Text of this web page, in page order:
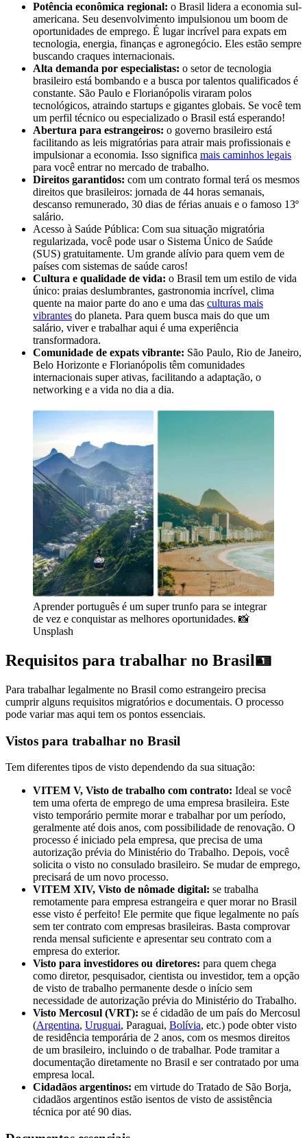
Potência econômica regional: o Brasil lidera a economia sul-
americana. Seu desenvolvimento impulsionou um boom de
oportunidades de emprego. É lugar incrível para expats em
tecnologia, energia, finanças e agronegócio. Eles estão sempre
buscando craques internacionais.
Alta demanda por especialistas: o setor de tecnologia
brasileiro está bombando e a busca por talentos qualificados é
constante. São Paulo e Florianópolis viraram polos
tecnológicos, atraindo startups e gigantes globais. Se você tem
um perfil técnico ou especializado o Brasil está esperando!
Abertura para estrangeiros: o governo brasileiro está
facilitando as leis migratórias para atrair mais profissionais e
impulsionar a economia. Isso significa mais caminhos legais
para você entrar no mercado de trabalho.
Direitos garantidos: com um contrato formal terá os mesmos
direitos que brasileiros: jornada de 44 horas semanais,
descanso remunerado, 30 dias de férias anuais e o famoso 13º
salário.
Acesso à Saúde Pública: Com sua situação migratória
regularizada, você pode usar o Sistema Único de Saúde
(SUS) gratuitamente. Um grande alívio para quem vem de
países com sistemas de saúde caros!
Cultura e qualidade de vida: o Brasil tem um estilo de vida
único: praias deslumbrantes, gastronomia incrível, clima
quente na maior parte do ano e uma das culturas mais
vibrantes do planeta. Para quem busca mais do que um
salário, viver e trabalhar aqui é uma experiência
transformadora.
Comunidade de expats vibrante: São Paulo, Rio de Janeiro,
Belo Horizonte e Florianópolis têm comunidades
internacionais super ativas, facilitando a adaptação, o
networking e a vida no dia a dia.
Aprender português é um super trunfo para se integrar
de vez e conquistar as melhores oportunidades. 📸
Unsplash
Requisitos para trabalhar no Brasil🪪
Para trabalhar legalmente no Brasil como estrangeiro precisa
cumprir alguns requisitos migratórios e documentais. O processo
pode variar mas aqui tem os pontos essenciais.
Vistos para trabalhar no Brasil
Tem diferentes tipos de visto dependendo da sua situação:
VITEM V, Visto de trabalho com contrato: Ideal se você
tem uma oferta de emprego de uma empresa brasileira. Este
visto temporário permite morar e trabalhar por um período,
geralmente até dois anos, com possibilidade de renovação. O
processo é iniciado pela empresa, que precisa de uma
autorização prévia do Ministério do Trabalho. Depois, você
solicita o visto no consulado brasileiro. Se mudar de emprego,
precisará de um novo processo.
VITEM XIV, Visto de nômade digital: se trabalha
remotamente para empresa estrangeira e quer morar no Brasil
esse visto é perfeito! Ele permite que fique legalmente no país
sem ter contrato com empresas brasileiras. Basta comprovar
renda mensal suficiente e apresentar seu contrato com a
empresa do exterior.
Visto para investidores ou diretores: para quem chega
como diretor, pesquisador, cientista ou investidor, tem a opção
de visto de trabalho permanente desde o início sem
necessidade de autorização prévia do Ministério do Trabalho.
Visto Mercosul (VRT): se é cidadão de um país do Mercosul
(Argentina, Uruguai, Paraguai, Bolívia, etc.) pode obter visto
de residência temporária de 2 anos, com os mesmos direitos
de um brasileiro, incluindo o de trabalhar. Pode tramitar a
documentação diretamente no Brasil e ser contratado por uma
empresa local.
Cidadãos argentinos: em virtude do Tratado de São Borja,
cidadãos argentinos estão isentos de visto de assistência
técnica por até 90 dias.